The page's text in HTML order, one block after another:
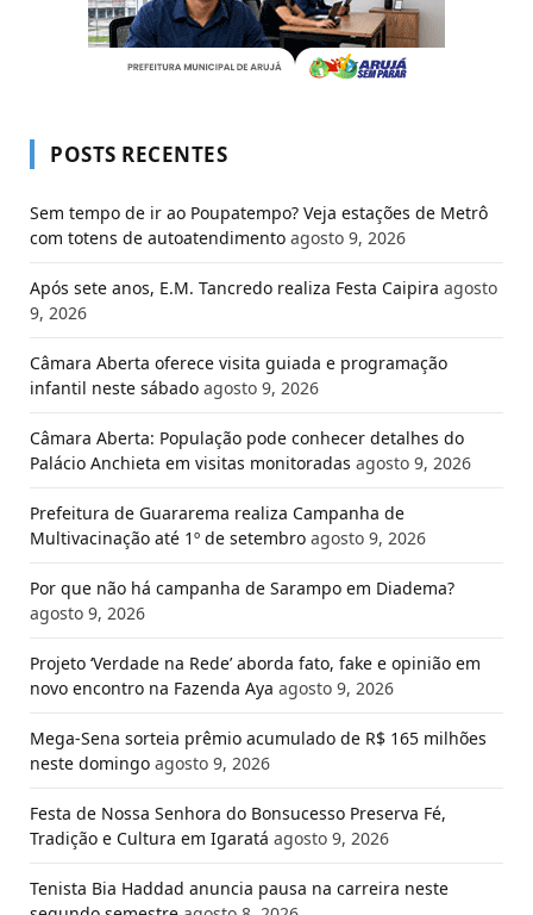
POSTS RECENTES
Sem tempo de ir ao Poupatempo? Veja estações de Metrô
com totens de autoatendimento agosto 9, 2026
Após sete anos, E.M. Tancredo realiza Festa Caipira agosto
9, 2026
Câmara Aberta oferece visita guiada e programação
infantil neste sábado agosto 9, 2026
Câmara Aberta: População pode conhecer detalhes do
Palácio Anchieta em visitas monitoradas agosto 9, 2026
Prefeitura de Guararema realiza Campanha de
Multivacinação até 1º de setembro agosto 9, 2026
Por que não há campanha de Sarampo em Diadema?
agosto 9, 2026
Projeto ‘Verdade na Rede’ aborda fato, fake e opinião em
novo encontro na Fazenda Aya agosto 9, 2026
Mega-Sena sorteia prêmio acumulado de R$ 165 milhões
neste domingo agosto 9, 2026
Festa de Nossa Senhora do Bonsucesso Preserva Fé,
Tradição e Cultura em Igaratá agosto 9, 2026
Tenista Bia Haddad anuncia pausa na carreira neste